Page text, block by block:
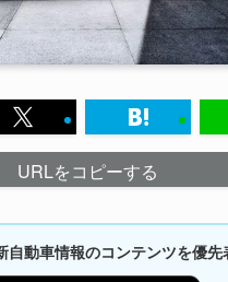
URLをコピーする
動車情報のコンテンツを優先